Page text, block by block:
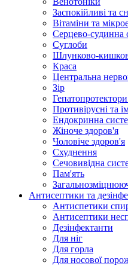
Заспокійливі та
Вітаміни та
Серцево-судинна
Суглоби
Шлунково-
Краса
Центральна
Зір
Противірусні та
Ендокринна
Жіноче здоров'я
Чоловіче здоров'я
Схуднення
Сечовивідна
Пам'ять
Антисептики та
Антиспетики
Антисептики
Дезінфектанти
Для ніг
Для горла
Для носової